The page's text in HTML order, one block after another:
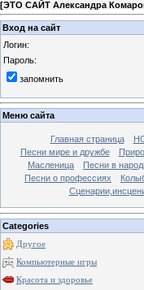
[ЭТО САЙТ Александра
Вход на сайт
Логин:
Пароль:
запомнить
Меню сайта
Главная страница
Песни мире и дружбе
Масленица
Песни в
Песни о профессиях
Categories
Другое
Компьютерные игры
Красота и здоровье